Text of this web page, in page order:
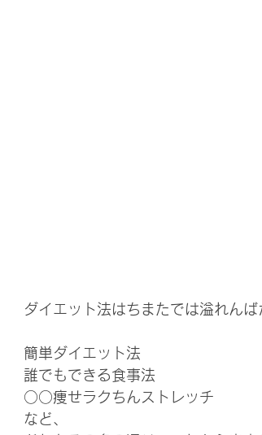
ダイエット法はちまたでは溢れんば
簡単ダイエット法
誰でもできる食事法
○○痩せラクちんストレッチ
など、